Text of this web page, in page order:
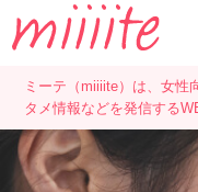
ミーテ（miiiite）は、女性
タメ情報などを発信する